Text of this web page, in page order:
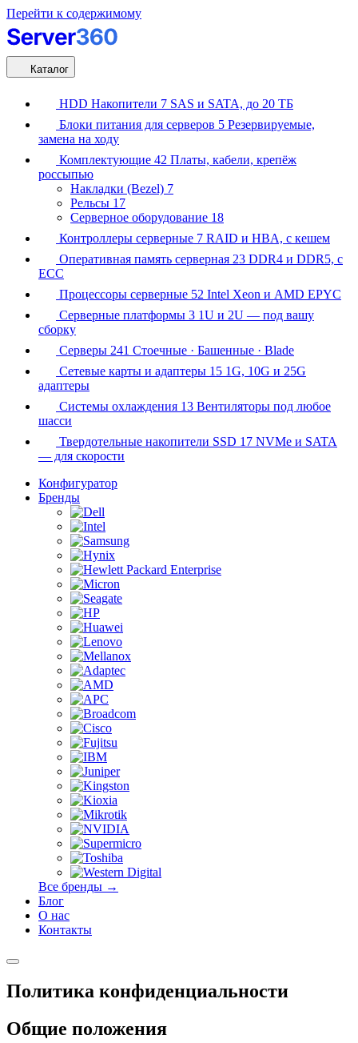
Перейти к содержимому
Каталог
HDD Накопители 7 SAS и SATA, до 20 ТБ
Блоки питания для серверов 5 Резервируемые,
замена на ходу
Комплектующие 42 Платы, кабели, крепёж
россыпью
Накладки (Bezel) 7
Рельсы 17
Серверное оборудование 18
Контроллеры серверные 7 RAID и HBA, с кешем
Оперативная память серверная 23 DDR4 и DDR5, с
ECC
Процессоры серверные 52 Intel Xeon и AMD EPYC
Серверные платформы 3 1U и 2U — под вашу
сборку
Серверы 241 Стоечные · Башенные · Blade
Сетевые карты и адаптеры 15 1G, 10G и 25G
адаптеры
Системы охлаждения 13 Вентиляторы под любое
шасси
Твердотельные накопители SSD 17 NVMe и SATA
— для скорости
Конфигуратор
Бренды
Все бренды →
Блог
О нас
Контакты
Политика конфиденциальности
Общие положения